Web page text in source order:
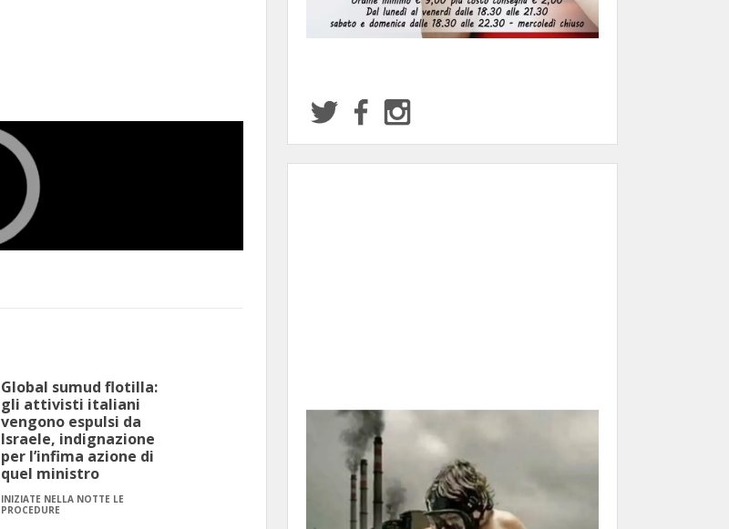
Global sumud flotilla:
gli attivisti italiani
vengono espulsi da
Israele, indignazione
per l’infima azione di
quel ministro
INIZIATE NELLA NOTTE LE
PROCEDURE